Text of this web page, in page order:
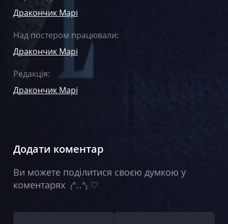
Дракончик Марі
Над постером працювали:
Дракончик Марі
Редакція:
Дракончик Марі
Додати коментар
Ви можете поділитися своєю думкою у
коментарях ₍ᐢ‥ᐢ₎ ♡